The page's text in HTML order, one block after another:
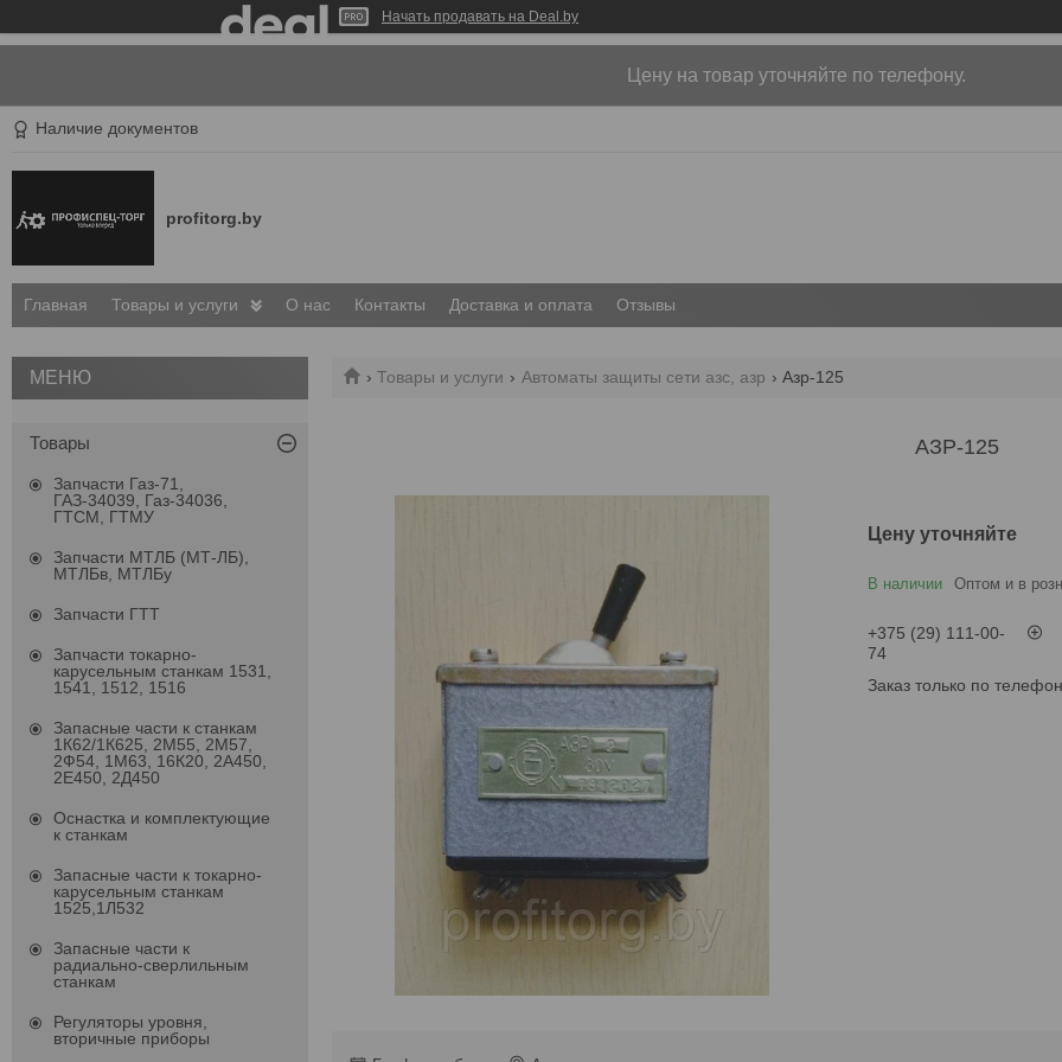
Начать продавать на Deal.by
Цену на товар уточняйте по телефону.
Наличие документов
profitorg.by
Главная Товары и услуги О нас Контакты Доставка и оплата Отзывы
Товары и услуги Автоматы защиты сети азс, азр Азр-125
АЗР-125
Цену уточняйте
В наличии Оптом и в
+375 (29) 111-00-
74
Заказ только по
Товары
Запчасти Газ-71,
ГАЗ-34039, Газ-34036,
ГТСМ, ГТМУ
Запчасти МТЛБ (МТ-ЛБ),
МТЛБв, МТЛБу
Запчасти ГТТ
Запчасти токарно-
карусельным станкам 1531,
1541, 1512, 1516
Запасные части к станкам
1К62/1К625, 2М55, 2М57,
2Ф54, 1М63, 16К20, 2А450,
2Е450, 2Д450
Оснастка и комплектующие
к станкам
Запасные части к токарно-
карусельным станкам
1525,1Л532
Запасные части к
радиально-сверлильным
станкам
Регуляторы уровня,
вторичные приборы